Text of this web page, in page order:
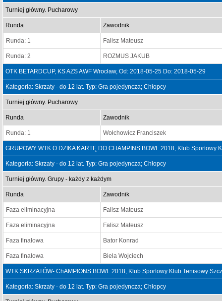
Turniej główny. Pucharowy
Runda Zawodnik
Runda: 1 Falisz Mateusz
Runda: 2 ROZMUS JAKUB
OTK BETARDCUP, KS AZS AWF Wrocław, Od: 2018-05-25 Do: 2018-05-29
Kategoria: Skrzaty - do 12 lat. Typ: Gra pojedyncza; Chłopcy
Turniej główny. Pucharowy
Runda Zawodnik
Runda: 1 Wołchowicz Franciszek
GRUPOWY WTK O DZIKA KARTĘ DO CHAMPINS BOWL 2018, Klub
Kategoria: Skrzaty - do 12 lat. Typ: Gra pojedyncza; Chłopcy
Turniej główny. Grupy - każdy z każdym
Runda Zawodnik
Faza eliminacyjna Falisz Mateusz
Faza eliminacyjna Falisz Mateusz
Faza finałowa Bator Konrad
Faza finałowa Biela Wojciech
WTK SKRZATÓW- ChAMPIONS BOWL 2018, Klub Sportowy Klub Tenisowy
Kategoria: Skrzaty - do 12 lat. Typ: Gra pojedyncza; Chłopcy